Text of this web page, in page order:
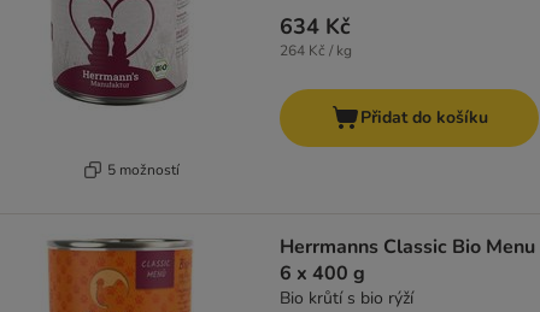
5 možností
634 Kč
264 Kč / kg
Přidat do košíku
Herrmanns Classic Bio Menu
6 x 400 g
Bio krůtí s bio rýží